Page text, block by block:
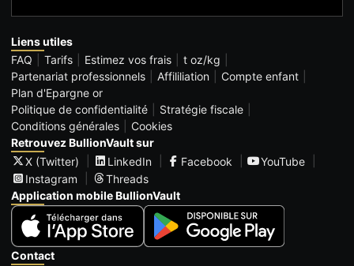
Liens utiles
FAQ
Tarifs Estimez vos frais
t oz/kg
Partenariat professionnels
Affililiation
Compte enfant
Plan d'Epargne or
Politique de confidentialité
Stratégie fiscale
Conditions générales
Cookies
Retrouvez BullionVault sur
X (Twitter)
LinkedIn Facebook
YouTube
Instagram
Threads
Application mobile BullionVault
Contact